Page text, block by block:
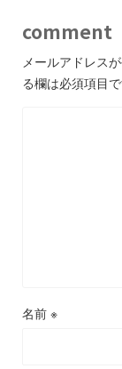
comment
メールアドレス
る欄は必須項目
名前 ※